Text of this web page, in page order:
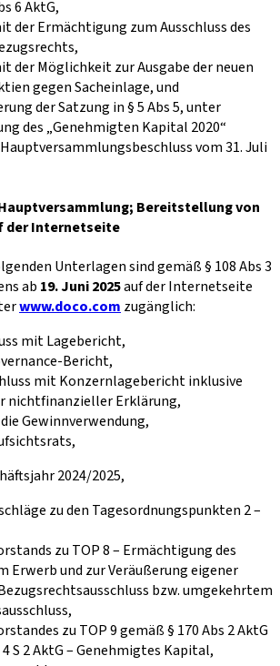
6 AktG,
der Ermächtigung zum Ausschluss des
der Möglichkeit zur Ausgabe der neuen
gegen Sacheinlage, und
der Satzung in § 5 Abs 5, unter
des „Genehmigten Kapital 2020“
vom 31. Juli
Bereitstellung von
der Internetseite
Unterlagen sind gemäß § 108 Abs 3
ab 19. Juni 2025auf der Internetseite
www.doco.com zugänglich:
mit Lagebericht,
Bericht,
mit Konzernlagebericht inklusive
nichtfinanzieller Erklärung,
Gewinnverwendung,
2024/2025,
zu den Tagesordnungspunkten 2 –
zu TOP 8 – Ermächtigung des
Erwerb und zur Veräußerung eigener
bzw. umgekehrtem
zu TOP 9 gemäß § 170 Abs 2 AktG
4 S 2 AktG – Genehmigtes Kapital,